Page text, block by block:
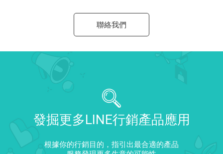
聯絡我們
發掘更多LINE行銷產品應用
根據你的行銷目的，指引出最合適的產品